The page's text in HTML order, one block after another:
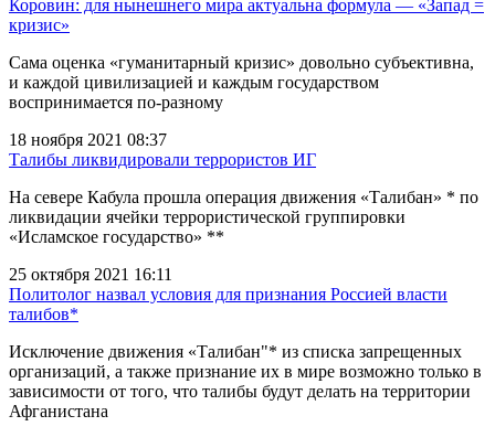
Коровин: для нынешнего мира актуальна формула — «Запад =
кризис»
Сама оценка «гуманитарный кризис» довольно субъективна,
и каждой цивилизацией и каждым государством
воспринимается по-разному
18 ноября 2021 08:37
Талибы ликвидировали террористов ИГ
На севере Кабула прошла операция движения «Талибан» * по
ликвидации ячейки террористической группировки
«Исламское государство» **
25 октября 2021 16:11
Политолог назвал условия для признания Россией власти
талибов*
Исключение движения «Талибан"* из списка запрещенных
организаций, а также признание их в мире возможно только в
зависимости от того, что талибы будут делать на территории
Афганистана